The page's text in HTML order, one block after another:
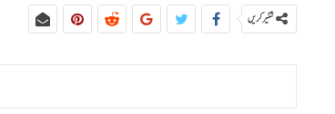
شئیر کریں